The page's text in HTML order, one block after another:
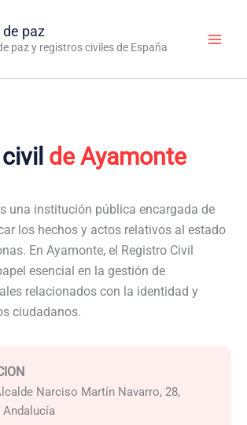
paz
paz y registros civiles de España
de Ayamonte
una institución pública encargada de
los hechos y actos relativos al estado
En Ayamonte, el Registro Civil
esencial en la gestión de
relacionados con la identidad y
ciudadanos.
Narciso Martín Navarro, 28,
Andalucía